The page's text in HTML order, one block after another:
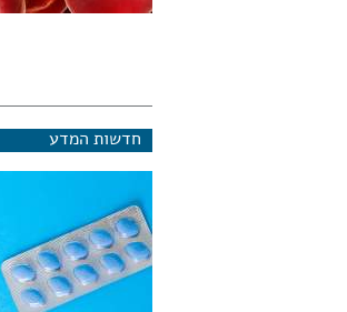
חדשות המדע